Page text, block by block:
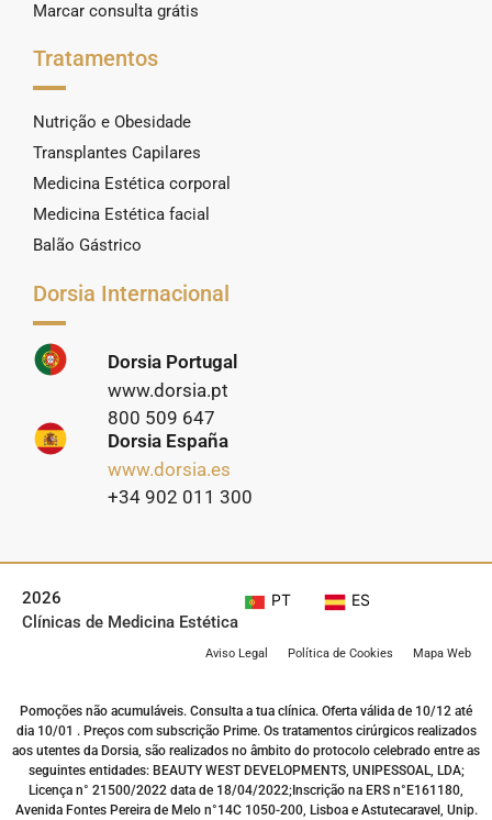
Marcar consulta grátis
Tratamentos
Nutrição e Obesidade
Transplantes Capilares
Medicina Estética corporal
Medicina Estética facial
Balão Gástrico
Dorsia Internacional
Dorsia Portugal
www.dorsia.pt
800 509 647
Dorsia España
www.dorsia.es
+34 902 011 300
2026
Clínicas de Medicina Estética
PT ES
Aviso Legal Política de Cookies Mapa Web
Pomoções não acumuláveis. Consulta a tua clínica. Oferta válida de 10/12 até
dia 10/01 . Preços com subscrição Prime. Os tratamentos cirúrgicos realizados
aos utentes da Dorsia, são realizados no âmbito do protocolo celebrado entre as
seguintes entidades: BEAUTY WEST DEVELOPMENTS, UNIPESSOAL, LDA;
Licença n° 21500/2022 data de 18/04/2022;Inscrição na ERS n°E161180,
Avenida Fontes Pereira de Melo n°14C 1050-200, Lisboa e Astutecaravel, Unip.